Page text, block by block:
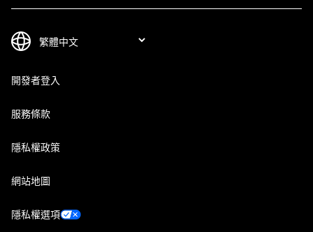
開發者登入
服務條款
隱私權政策
網站地圖
隱私權選項